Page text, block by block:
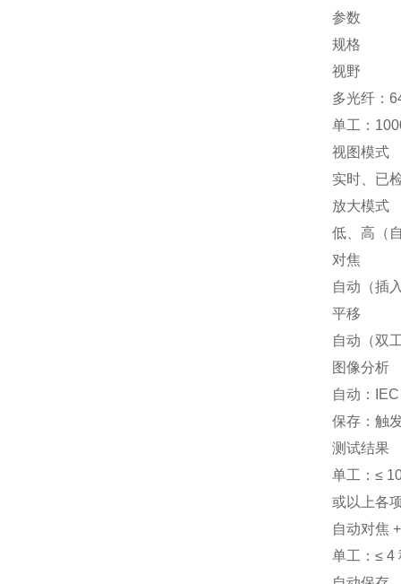
参数
规格
视野
多光纤：
单工：
视图模式
实时、已
放大模式
低、高（
对焦
自动（插
平移
自动（双
图像分析
自动：
保存：触
测试结果
单工：≤
或以上各
自动对焦
单工：≤ 4